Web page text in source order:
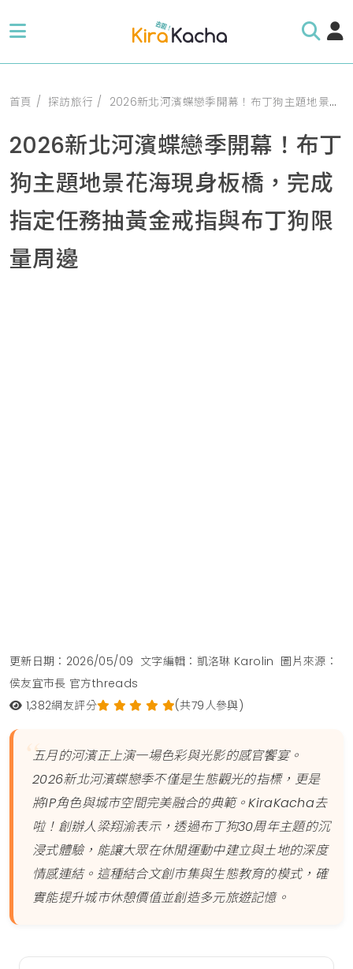
首頁 探訪旅行 2026新北河濱蝶戀季開幕！布丁狗主題地景花海現身板橋，完成指定任務抽黃金戒指與布丁狗限量周邊
2026新北河濱蝶戀季開幕！布丁
狗主題地景花海現身板橋，完成
指定任務抽黃金戒指與布丁狗限
量周邊
更新日期：2026/05/09 文字編輯：凱洛琳 Karolin 圖片來源：
侯友宜市長 官方threads
1,382網友評分 (共79人參與)
五月的河濱正上演一場色彩與光影的感官饗宴。
2026新北河濱蝶戀季不僅是生態觀光的指標，更是
將IP角色與城市空間完美融合的典範。KiraKacha去
啦！創辦人梁翔渝表示，透過布丁狗30周年主題的沉
浸式體驗，能讓大眾在休閒運動中建立與土地的深度
情感連結。這種結合文創市集與生態教育的模式，確
實能提升城市休憩價值並創造多元旅遊記憶。